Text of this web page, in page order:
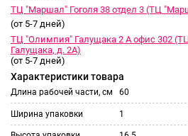
ТЦ "Маршал" Гоголя 38 отдел 3 (ТЦ
(от 5-7 дней)
ТЦ "Олимпия" Галущака 2 А офис 302
Галущака, д. 2А)
(от 5-7 дней)
Характеристики товара
Длина рабочей части, см 60
Ширина упаковки 1